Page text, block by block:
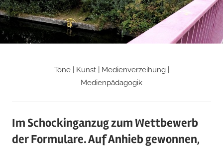
Zum
Inhalt
springen
Martin
Blog
Töne | Kunst | Medienverzeihung |
Medienpädagogik
Im Schockinganzug zum Wettbewerb
der Formulare. Auf Anhieb gewonnen,